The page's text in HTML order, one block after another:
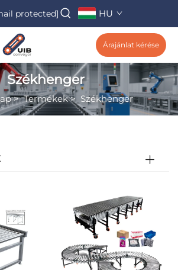
protected] HU
Árajánlat kérése
Székhenger
>Termékek> Székhenger